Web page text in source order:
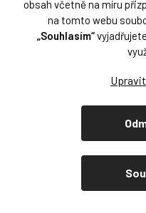
obsah včetně na míru
na tomto webu
„Souhlasím“
Copyright 2026
Upravit